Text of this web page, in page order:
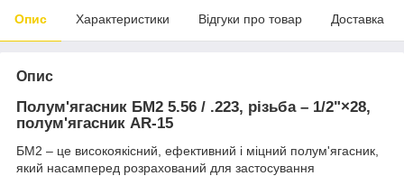
Опис Характеристики Відгуки про товар Доставка
Опис
Полум'ягасник БМ2 5.56 / .223, різьба – 1/2"×28,
полум'ягасник AR-15
БМ2 – це високоякісний, ефективний і міцний полум'ягасник,
який насамперед розрахований для застосування